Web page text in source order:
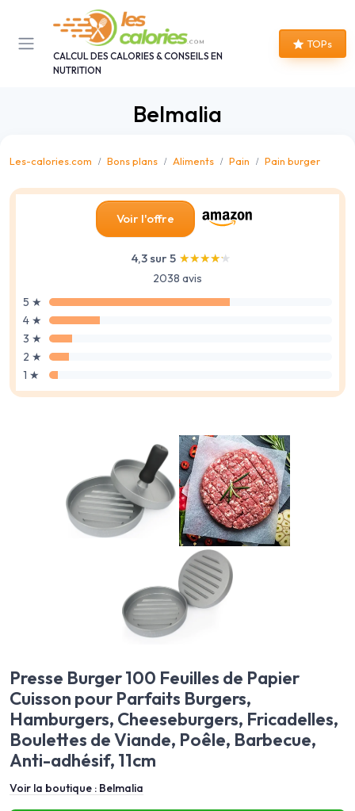
CALCUL DES CALORIES & CONSEILS EN
NUTRITION
TOPs
Belmalia
Les-calories.com Bons plans Aliments Pain Pain burger
Voir l'offre
4,3 sur 5 ★★★★★
★★★★★
2038 avis
5 ★
4 ★
3 ★
2 ★
1 ★
Presse Burger 100 Feuilles de Papier
Cuisson pour Parfaits Burgers,
Hamburgers, Cheeseburgers, Fricadelles,
Boulettes de Viande, Poêle, Barbecue,
Anti-adhésif, 11cm
Voir la boutique : Belmalia
Panneau de gestion des cookies